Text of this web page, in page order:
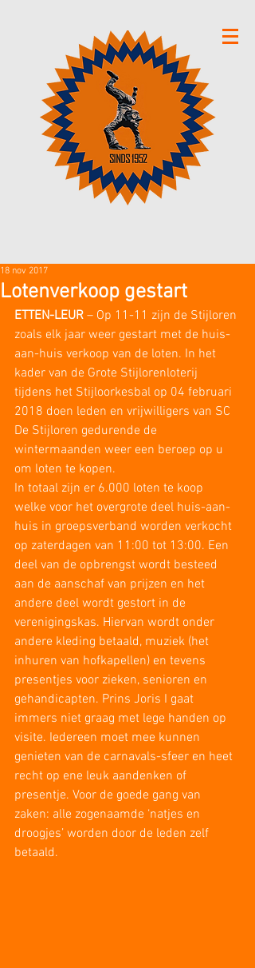
Lotenverkoop gestart
18 nov 2017
ETTEN-LEUR – Op 11-11 zijn de Stijloren
zoals elk jaar weer gestart met de huis-
aan-huis verkoop van de loten. In het
kader van de Grote Stijlorenloterij
tijdens het Stijloorkesbal op 04 februari
2018 doen leden en vrijwilligers van SC
De Stijloren gedurende de
wintermaanden weer een beroep op u
om loten te kopen.
In totaal zijn er 6.000 loten te koop
welke voor het overgrote deel huis-aan-
huis in groepsverband worden verkocht
op zaterdagen van 11:00 tot 13:00. Een
deel van de opbrengst wordt besteed
aan de aanschaf van prijzen en het
andere deel wordt gestort in de
verenigingskas. Hiervan wordt onder
andere kleding betaald, muziek (het
inhuren van hofkapellen) en tevens
presentjes voor zieken, senioren en
gehandicapten. Prins Joris I gaat
immers niet graag met lege handen op
visite. Iedereen moet mee kunnen
genieten van de carnavals-sfeer en heet
recht op ene leuk aandenken of
presentje. Voor de goede gang van
zaken: alle zogenaamde ‘natjes en
droogjes’ worden door de leden zelf
betaald.